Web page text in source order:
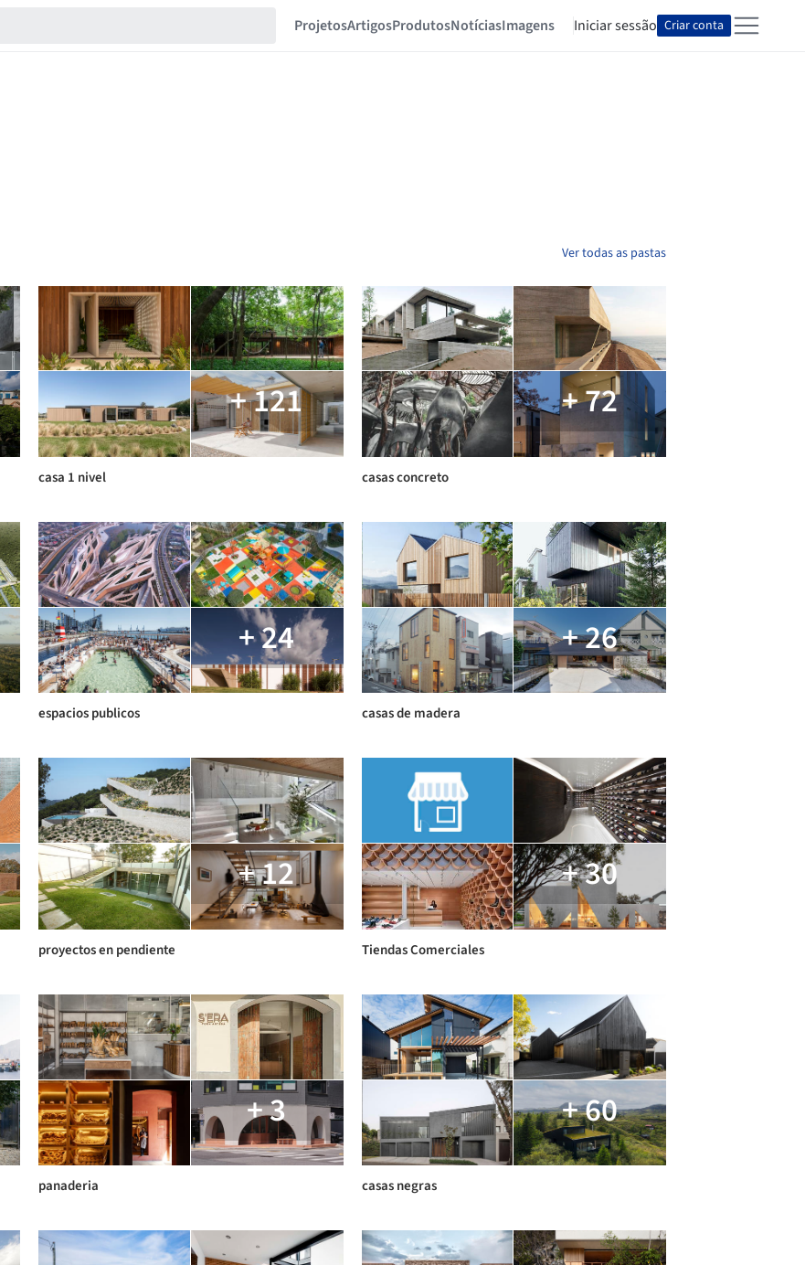
ProjetosArtigosProdutosNotíciasImagens Iniciar sessão Criar conta
Ver todas as pastas
+ 121
casa 1 nivel
+ 72
casas concreto
+ 24
espacios publicos
+ 26
casas de madera
+ 12
proyectos en pendiente
+ 30
Tiendas Comerciales
+ 3
panaderia
+ 60
casas negras